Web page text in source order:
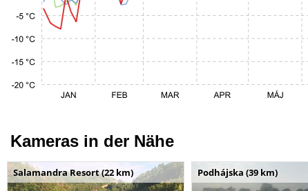
Kameras in der Nähe
Salamandra Resort (22 km) Podhájska (39 km)